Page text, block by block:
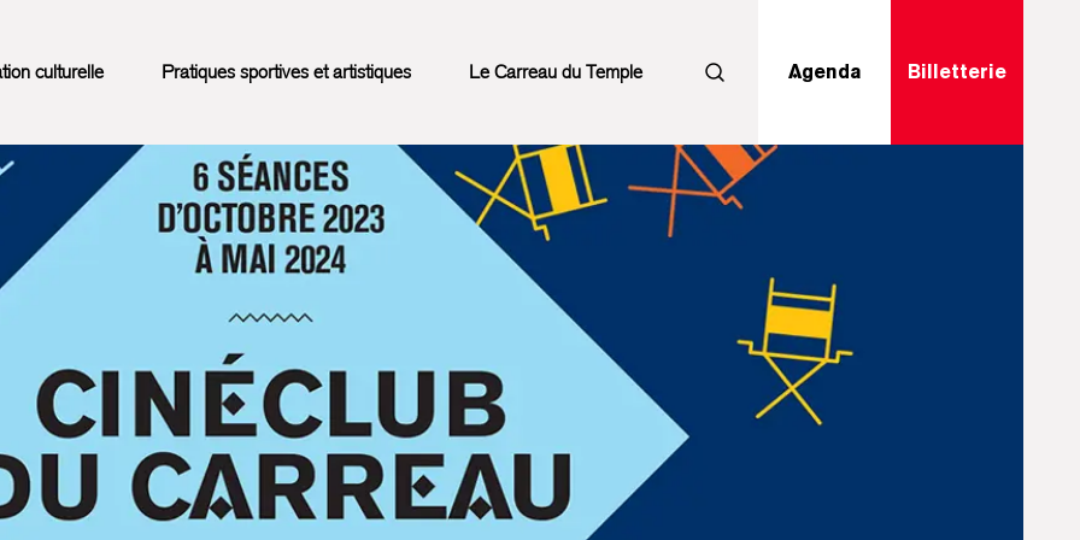
culturelle Pratiques sportives et artistiques Le Carreau du Temple RechercherAgenda Billetterie